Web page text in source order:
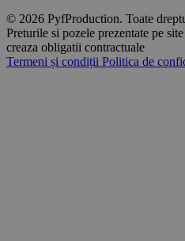
© 2026 PyfProduction. Toate
Preturile si pozele prezentate pe
creaza obligatii contractuale
Termeni și condiții Politica de